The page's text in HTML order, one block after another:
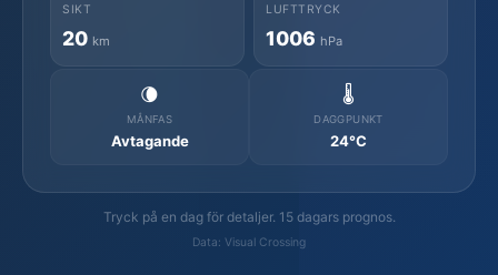
SIKT
20 km
LUFTTRYCK
1006 hPa
🌘
MÅNFAS
Avtagande
🌡️
DAGGPUNKT
24°C
Tryck på en dag för detaljer. 15 dagars prognos.
Data: Visual Crossing